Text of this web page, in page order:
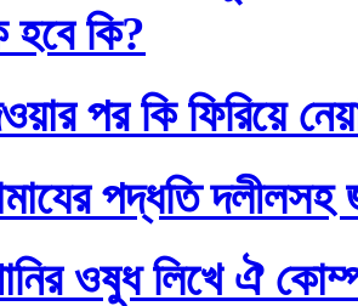
হবে কি?
পর কি ফিরিয়ে
পদ্ধতি দলীলসহ
ওষুধ লিখে ঐ